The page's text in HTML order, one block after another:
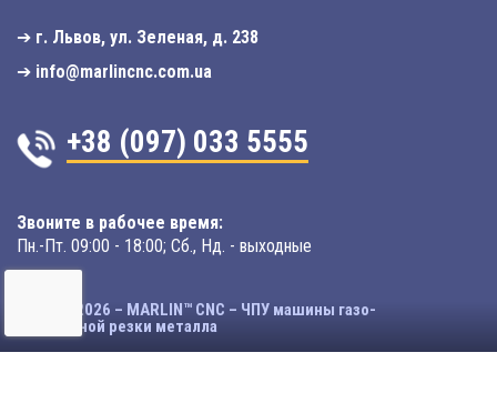
➔ г. Львов, ул. Зеленая, д. 238
➔ info@marlincnc.com.ua
+38 (097) 033 5555
Звоните в рабочее время:
Пн.-Пт. 09:00 - 18:00; Сб., Нд. - выходные
© 2003-2026 – MARLIN™ CNC – ЧПУ машины газо-
плазменной резки металла